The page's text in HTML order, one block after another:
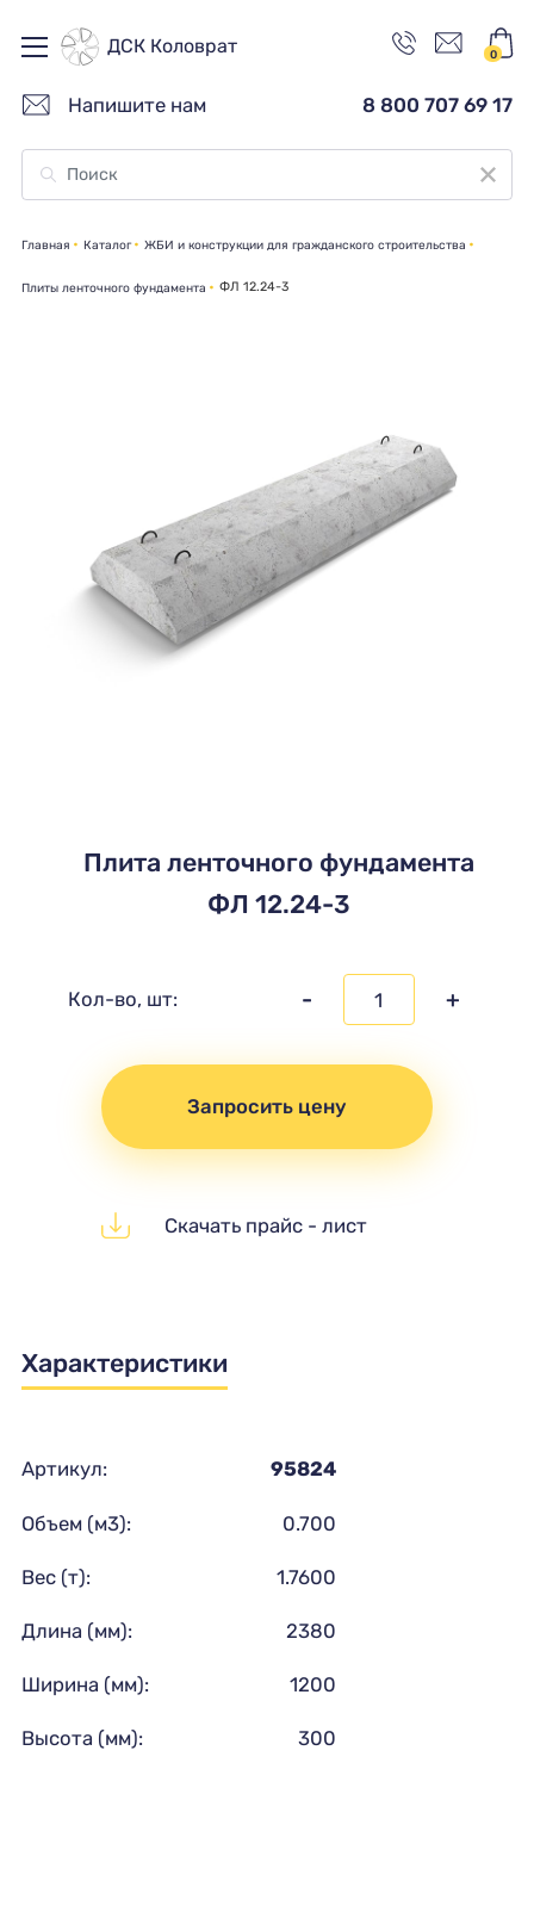
ДСК Коловрат 0
Напишите нам 8 800 707 69 17
Главная Каталог ЖБИ и конструкции для гражданского строительства
Плиты ленточного фундамента ФЛ 12.24-3
Плита ленточного фундамента
ФЛ 12.24-3
Кол-во, шт: - +
Запросить цену
Скачать прайс - лист
Характеристики
Артикул: 95824
Объем (м3): 0.700
Вес (т): 1.7600
Длина (мм): 2380
Ширина (мм): 1200
Высота (мм): 300